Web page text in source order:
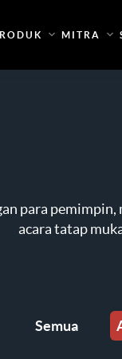
MITRA
para
acara tatap
Semua